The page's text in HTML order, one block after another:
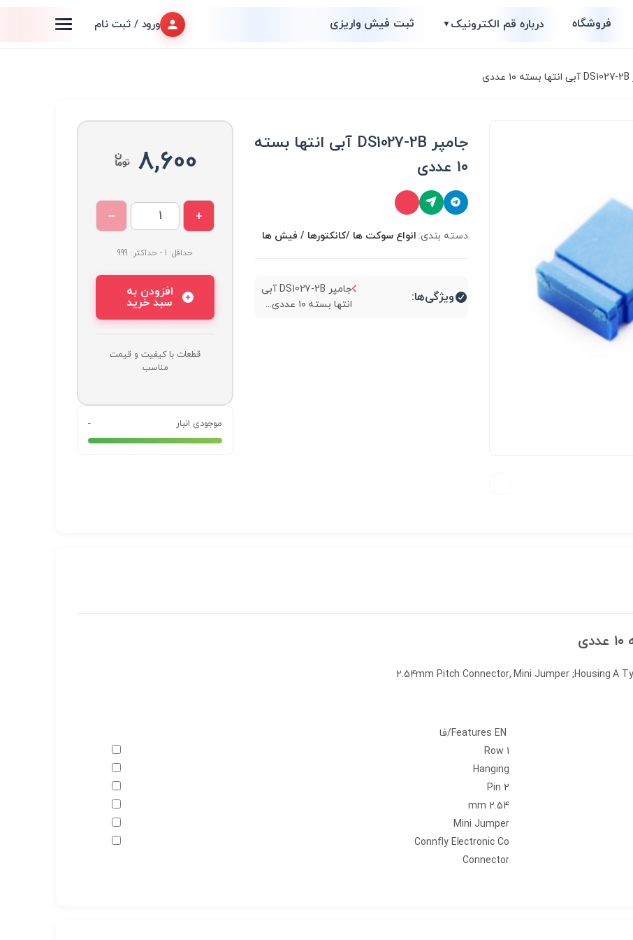
فروشگاه درباره قم الکترونیک▼ ثبت فیش واریزی ورود / ثبت نام
جامپر DS1027-2B آبی انتها بسته
۱۰ عددی
دسته بندی: انواع سوكت ها /کانکتورها / فیش ها
ویژگی‌ها:
جامپر DS1027-2B آبی
انتها بسته ۱۰ عددی...
8,600
+
−
حداقل: 1 - حداکثر: 999
افزودن به
سبد خرید
قطعات با کیفیت و قیمت
مناسب
موجودی انبار -
Features EN/فا
1
Row
Hanging
2
Pin
2.54
mm
Mini Jumper
Connfly Electronic Co
Connector